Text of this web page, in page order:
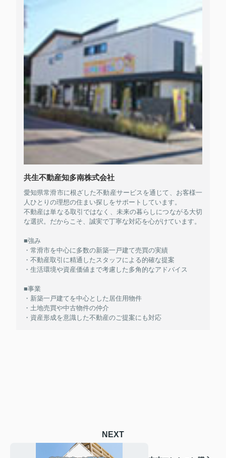
共生不動産知多南株式会社
愛知県常滑市に根ざした不動産サービスを通じて、お客様一
人ひとりの理想の住まい探しをサポートしています。
不動産は単なる取引ではなく、未来の暮らしにつながる大切
な選択。だからこそ、誠実で丁寧な対応を心がけています。
■強み
・常滑市を中心に多数の新築一戸建て売買の実績
・不動産取引に精通したスタッフによる的確な提案
・生活環境や資産価値まで考慮した多角的なアドバイス
■事業
・新築一戸建てを中心とした居住用物件
・土地売買や中古物件の仲介
・資産形成を意識した不動産のご提案にも対応
NEXT